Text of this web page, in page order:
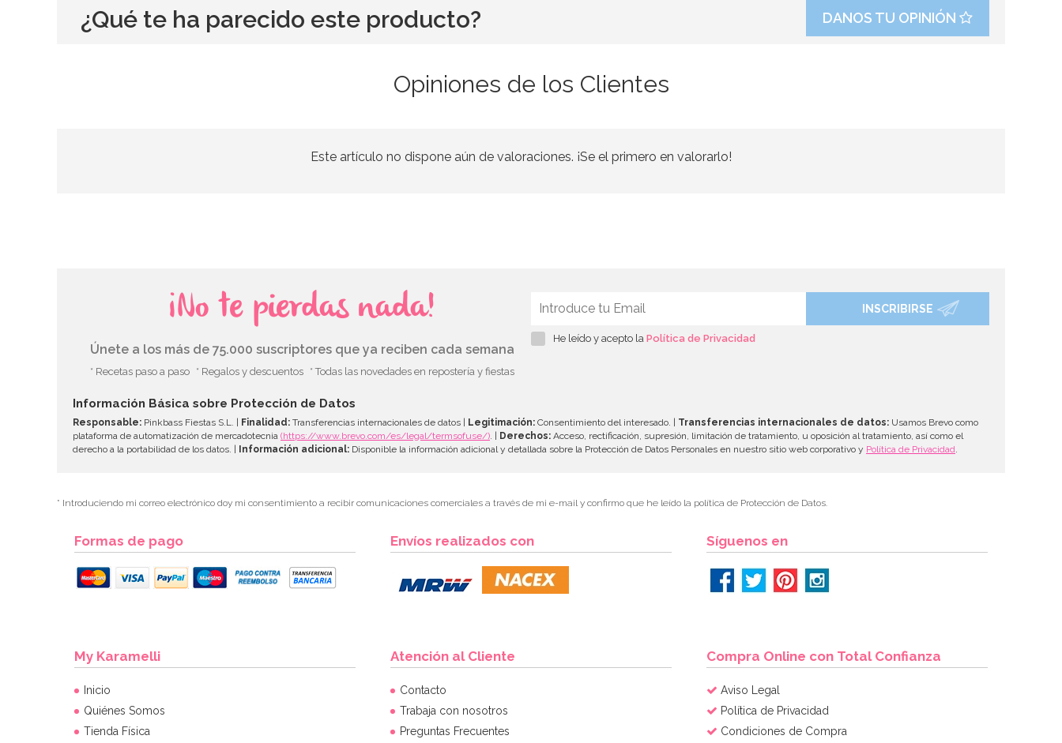
¿Qué te ha parecido este producto? DANOS TU OPINIÓN
Opiniones de los Clientes
Este artículo no dispone aún de valoraciones. ¡Se el primero en valorarlo!
¡No te pierdas nada!
Únete a los más de 75.000 suscriptores que ya reciben cada semana
* Recetas paso a paso * Regalos y descuentos * Todas las novedades en repostería y fiestas
INSCRIBIRSE
He leído y acepto la Política de Privacidad
Información Básica sobre Protección de Datos
Responsable: Pinkbass Fiestas S.L. | Finalidad: Transferencias internacionales de datos | Legitimación: Consentimiento del interesado. | Transferencias internacionales de datos: Usamos Brevo como
plataforma de automatización de mercadotecnia (https://www.brevo.com/es/legal/termsofuse/) . | Derechos: Acceso, rectificación, supresión, limitación de tratamiento, u oposición al tratamiento, así como el
derecho a la portabilidad de los datos. | Información adicional: Disponible la información adicional y detallada sobre la Protección de Datos Personales en nuestro sitio web corporativo y Política de Privacidad
* Introduciendo mi correo electrónico doy mi consentimiento a recibir comunicaciones comerciales a través de mi e-mail y confirmo que he leído la política de Protección de Datos.
Formas de pago Envíos realizados con Síguenos en
My Karamelli
Inicio
Quiénes Somos
Tienda Física
Atención al Cliente
Contacto
Trabaja con nosotros
Preguntas Frecuentes
Compra Online con Total Confianza
Aviso Legal
Política de Privacidad
Condiciones de Compra